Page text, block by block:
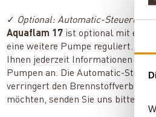
✓ Optional: Automatic-Steuerung
Aquaflam 17 ist optional mit einer
eine weitere Pumpe reguliert. Die
Ihnen jederzeit Informationen
Pumpen an. Die Automatic-
verringert den
möchten, senden Sie uns bitte